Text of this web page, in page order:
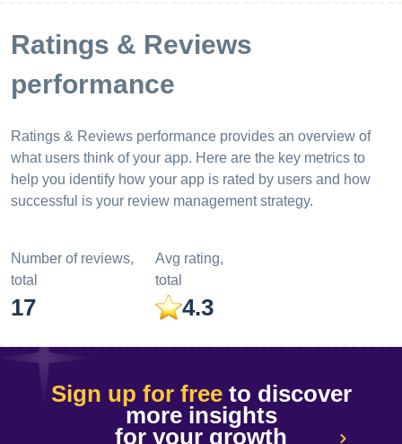
Ratings & Reviews
performance
Ratings & Reviews performance provides an overview of
what users think of your app. Here are the key metrics to
help you identify how your app is rated by users and how
successful is your review management strategy.
Number of reviews,
total
17
Avg rating,
total
4.3
Sign up for freeto discover
more insights
for your growth